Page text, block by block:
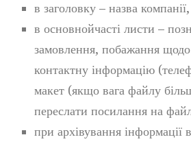
в заголовку – назва
в основнойчасті листи –
замовлення, побажання
контактну інформацію
макет (якщо вага файлу
переслати посилання на
при архівування інформації